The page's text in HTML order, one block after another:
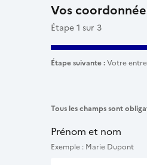
Étape 1 sur 3
Vos
Étape suivante :Votre
Tous les champs sont
Prénom et nom
Exemple : Marie Dupont